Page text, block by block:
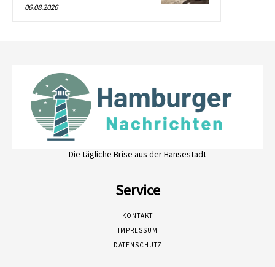
06.08.2026
Die tägliche Brise aus der Hansestadt
Service
KONTAKT
IMPRESSUM
DATENSCHUTZ